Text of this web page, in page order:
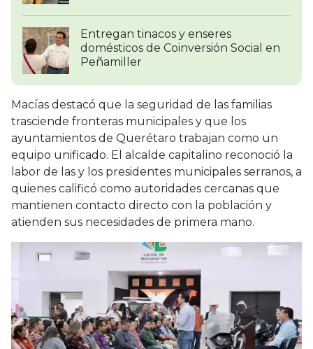
Entregan tinacos y enseres
domésticos de Coinversión Social en
Peñamiller
Macías destacó que la seguridad de las familias
trasciende fronteras municipales y que los
ayuntamientos de Querétaro trabajan como un
equipo unificado. El alcalde capitalino reconoció la
labor de las y los presidentes municipales serranos, a
quienes calificó como autoridades cercanas que
mantienen contacto directo con la población y
atienden sus necesidades de primera mano.